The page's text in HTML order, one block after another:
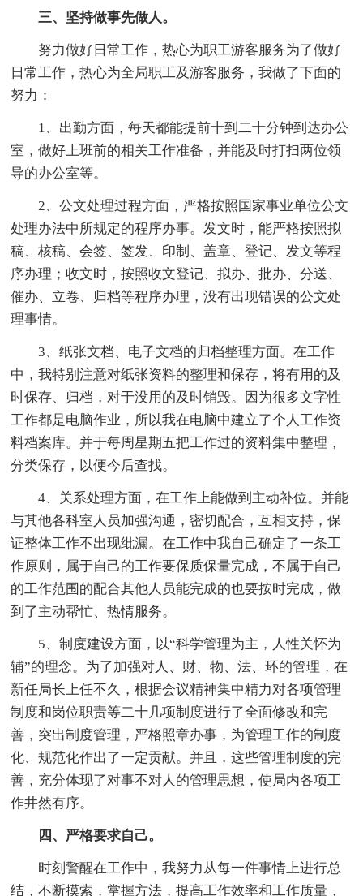
三、坚持做事先做人。
努力做好日常工作，热心为职工游客服务为了做好
日常工作，热心为全局职工及游客服务，我做了下面的
努力：
1、出勤方面，每天都能提前十到二十分钟到达办公
室，做好上班前的相关工作准备，并能及时打扫两位领
导的办公室等。
2、公文处理过程方面，严格按照国家事业单位公文
处理办法中所规定的程序办事。发文时，能严格按照拟
稿、核稿、会签、签发、印制、盖章、登记、发文等程
序办理；收文时，按照收文登记、拟办、批办、分送、
催办、立卷、归档等程序办理，没有出现错误的公文处
理事情。
3、纸张文档、电子文档的归档整理方面。在工作
中，我特别注意对纸张资料的整理和保存，将有用的及
时保存、归档，对于没用的及时销毁。因为很多文字性
工作都是电脑作业，所以我在电脑中建立了个人工作资
料档案库。并于每周星期五把工作过的资料集中整理，
分类保存，以便今后查找。
4、关系处理方面，在工作上能做到主动补位。并能
与其他各科室人员加强沟通，密切配合，互相支持，保
证整体工作不出现纰漏。在工作中我自己确定了一条工
作原则，属于自己的工作要保质保量完成，不属于自己
的工作范围的配合其他人员能完成的也要按时完成，做
到了主动帮忙、热情服务。
5、制度建设方面，以“科学管理为主，人性关怀为
辅”的理念。为了加强对人、财、物、法、环的管理，在
新任局长上任不久，根据会议精神集中精力对各项管理
制度和岗位职责等二十几项制度进行了全面修改和完
善，突出制度管理，严格照章办事，为管理工作的制度
化、规范化作出了一定贡献。并且，这些管理制度的完
善，充分体现了对事不对人的管理思想，使局内各项工
作井然有序。
四、严格要求自己。
时刻警醒在工作中，我努力从每一件事情上进行总
结，不断摸索，掌握方法，提高工作效率和工作质量，